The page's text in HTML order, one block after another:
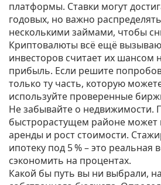
платформы. Ставки могут
годовых, но важно
несколькими займами, чтобы
Криптовалюты всё ещё
инвесторов считает их шансом
прибыль. Если решите
только ту часть, которую
используйте проверенные
Не забывайте о недвижимости.
быстрорастущем районе может
аренды и рост стоимости.
ипотеку под 5 % – это реальная
сэкономить на процентах.
Какой бы путь вы ни выбрали,